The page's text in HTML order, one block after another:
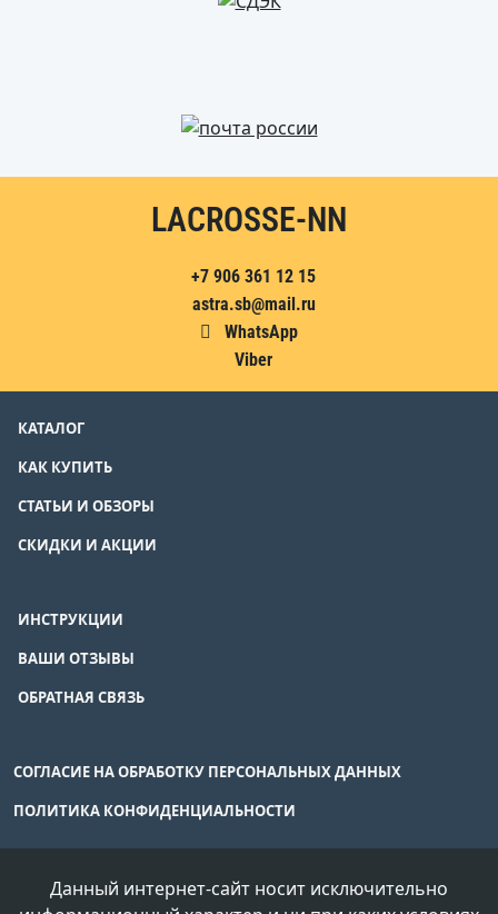
LACROSSE-NN
+7 906 361 12 15
astra.sb@mail.ru
WhatsApp
Viber
КАТАЛОГ
КАК КУПИТЬ
СТАТЬИ И ОБЗОРЫ
СКИДКИ И АКЦИИ
ИНСТРУКЦИИ
ВАШИ ОТЗЫВЫ
ОБРАТНАЯ СВЯЗЬ
СОГЛАСИЕ НА ОБРАБОТКУ ПЕРСОНАЛЬНЫХ ДАННЫХ
ПОЛИТИКА КОНФИДЕНЦИАЛЬНОСТИ
Данный интернет-сайт носит исключительно